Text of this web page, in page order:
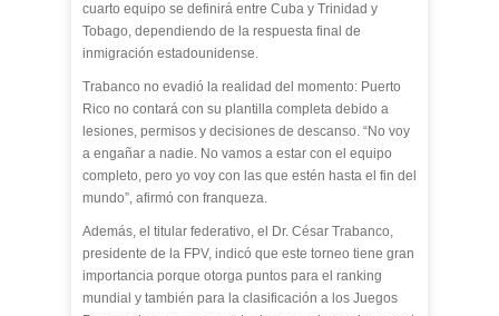
cuarto equipo se definirá entre Cuba y Trinidad y
Tobago, dependiendo de la respuesta final de
inmigración estadounidense.
Trabanco no evadió la realidad del momento: Puerto
Rico no contará con su plantilla completa debido a
lesiones, permisos y decisiones de descanso. “No voy
a engañar a nadie. No vamos a estar con el equipo
completo, pero yo voy con las que estén hasta el fin del
mundo”, afirmó con franqueza.
Además, el titular federativo, el Dr. César Trabanco,
presidente de la FPV, indicó que este torneo tiene gran
importancia porque otorga puntos para el ranking
mundial y también para la clasificación a los Juegos